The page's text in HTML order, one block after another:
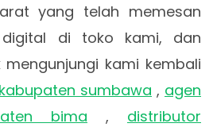
yang telah memesan
di toko kami, dan
kami kembali
sumbawa , agen
bima , distributor